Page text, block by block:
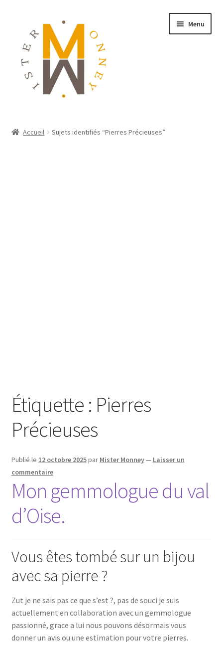
Menu
Accueil Sujets identifiés “Pierres Précieuses”
Étiquette : Pierres
Précieuses
Publié le 12 octobre 2025par Mister Monney— Laisser un
commentaire
Mon gemmologue du val
d’Oise.
Vous êtes tombé sur un bijou
avec sa pierre ?
Zut je ne sais pas ce que s’est ?, pas de souci je suis
actuellement en collaboration avec un gemmologue
passionné, grace a lui nous pouvons désormais vous
donner un avis ou une estimation pour votre pierres.